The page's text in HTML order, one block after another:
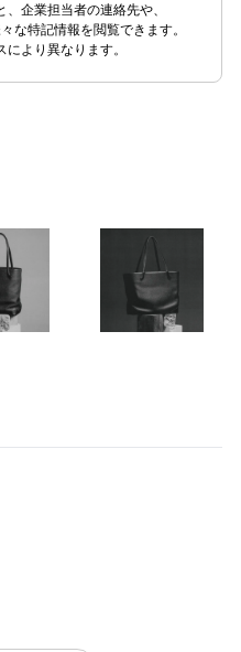
企業担当者の連絡先や、
な特記情報を閲覧できます。
より異なります。